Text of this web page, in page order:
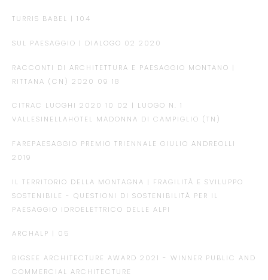
TURRIS BABEL | 104
SUL PAESAGGIO | DIALOGO 02 2020
RACCONTI DI ARCHITETTURA E PAESAGGIO MONTANO |
RITTANA (CN) 2020 09 18
CITRAC LUOGHI 2020 10 02 | LUOGO N. 1
VALLESINELLAHOTEL MADONNA DI CAMPIGLIO (TN)
FAREPAESAGGIO PREMIO TRIENNALE GIULIO ANDREOLLI
2019
IL TERRITORIO DELLA MONTAGNA | FRAGILITÀ E SVILUPPO
SOSTENIBILE - QUESTIONI DI SOSTENIBILITÀ PER IL
PAESAGGIO IDROELETTRICO DELLE ALPI
ARCHALP | 05
BIGSEE ARCHITECTURE AWARD 2021 - WINNER PUBLIC AND
COMMERCIAL ARCHITECTURE